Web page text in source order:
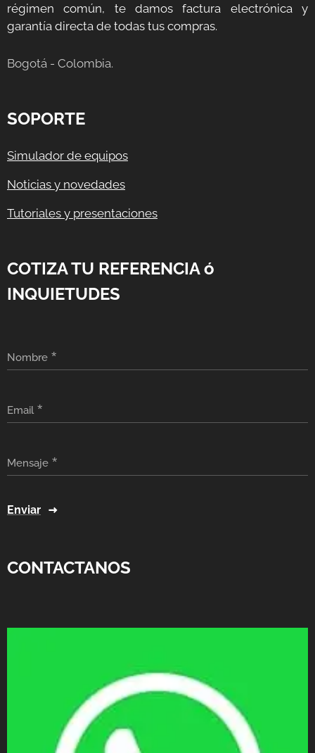
régimen común, te damos factura electrónica y
garantía directa de todas tus compras.
Bogotá - Colombia.
SOPORTE
Simulador de equipos
Noticias y novedades
Tutoriales y presentaciones
COTIZA TU REFERENCIA ó
INQUIETUDES
Nombre
Email
Mensaje
Enviar
CONTACTANOS